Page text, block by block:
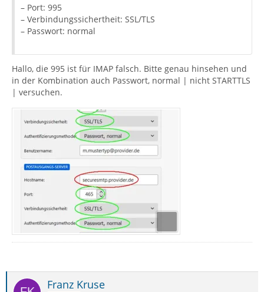
– Port: 995
– Verbindungssichertheit: SSL/TLS
– Passwort: normal
Hallo, die 995 ist für IMAP falsch. Bitte genau hinsehen und
in der Kombination auch Passwort, normal | nicht STARTTLS
| versuchen.
Franz Kruse